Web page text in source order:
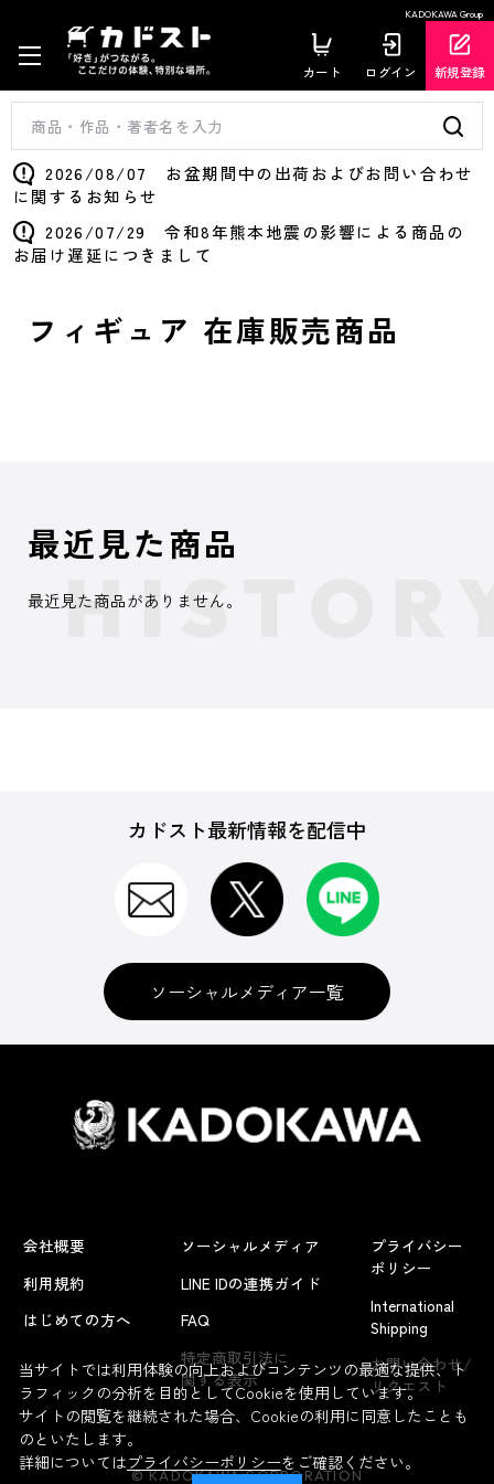
KADOKAWA Group
カート ログイン 新規登録
2026/08/07 お盆期間中の出荷およびお問い合わせ
に関するお知らせ
2026/07/29 令和8年熊本地震の影響による商品の
お届け遅延につきまして
フィギュア 在庫販売商品
最近見た商品
最近見た商品がありません。
カドスト最新情報を配信中
ソーシャルメディア一覧
会社概要
利用規約
はじめての方へ
ソーシャルメディア
LINE IDの連携ガイド
FAQ
特定商取引法に
関する表示
プライバシー
ポリシー
International
Shipping
お問い合わせ/
リクエスト
© KADOKAWA CORPORATION
当サイトでは利用体験の向上およびコンテンツの最適な提供、ト
ラフィックの分析を目的としてCookieを使用しています。
サイトの閲覧を継続された場合、Cookieの利用に同意したことも
のといたします。
詳細についてはプライバシーポリシーをご確認ください。